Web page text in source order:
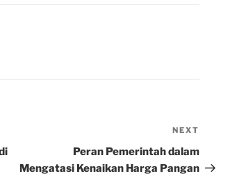
Post
NEXT
Peran Pemerintah dalam
Mengatasi Kenaikan Harga Pangan